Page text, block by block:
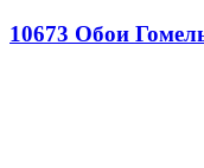
10673 Обои